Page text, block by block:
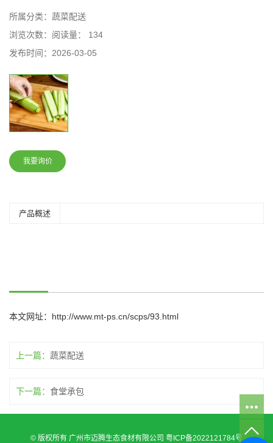
所属分类： 蔬菜配送
浏览次数： 阅读量： 134
发布时间： 2026-03-05
我要询价
产品概述
本文网址： http://www.mt-ps.cn/scps/93.html
上一篇： 蔬菜配送
下一篇： 食堂承包
© 版权所有 广州市迈腾生态食材有限公司 粤ICP备2022121784号